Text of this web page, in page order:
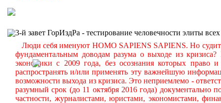
3-й завет ГорИздРа - тестирование человечности элиты
Люди себя именуют HOMO SAPIENS SAPIENS. Но
фундаментальным доводам разума о выходе из
экономики с 2009 года, без осознания которых право
распространять и/или применять эту важнейшую
возможности выхода из кризиса. Это неприемлемо -
разумный срок (до 11 октября 2016 года)
частности, журналистами, юристами, экономистами,